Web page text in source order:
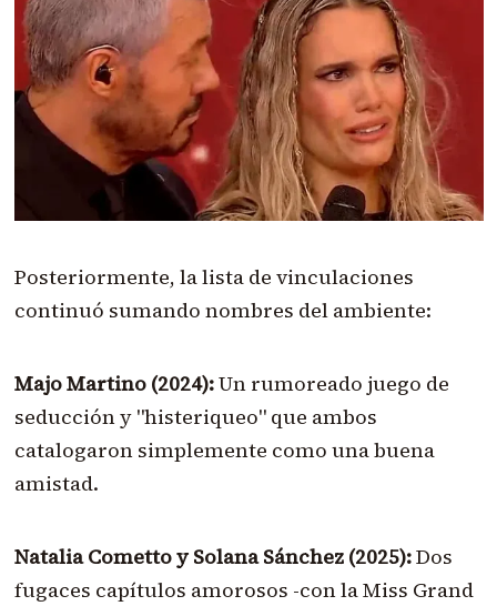
Posteriormente, la lista de vinculaciones
continuó sumando nombres del ambiente:
Majo Martino (2024):Un rumoreado juego de
seducción y "histeriqueo" que ambos
catalogaron simplemente como una buena
amistad.
Natalia Cometto y Solana Sánchez (2025):Dos
fugaces capítulos amorosos -con la Miss Grand